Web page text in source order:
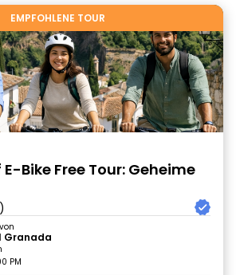
EMPFOHLENE TOUR
Bike Free Tour: Geheime
Granada
PM